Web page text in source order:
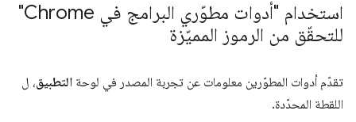
استخدام "أدوات مطوّري البرامج في Chrome"
للتحقّق من الرموز المميّزة
تقدّم أدوات المطوّرين معلومات عن تجربة المصدر في لوحة التطبيق، ل
اللقطة المحدّدة.